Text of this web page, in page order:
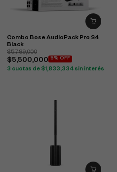
Combo Bose AudioPack Pro S4
Black
$5,789,000
$5,500,000 5% OFF
3 cuotas de $1,833,334 sin interés